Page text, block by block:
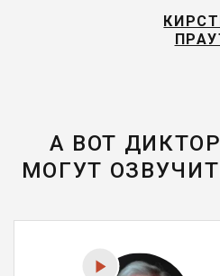
А ВОТ
МОГУТ